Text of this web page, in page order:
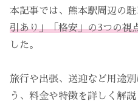
本記事では、熊本駅周辺の駐
引あり」「格安」の3つの視
した。
旅行や出張、送迎など用途
う、料金や特徴を詳しく解説